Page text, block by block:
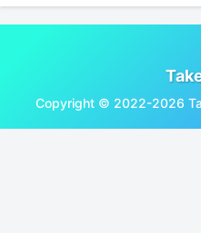
Copyright © 2022-2026